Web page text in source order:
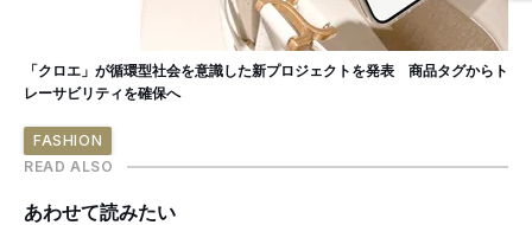
「クロエ」が循環型社会を意識した新プロジェクトを発表 商品タグからト
レーサビリティを確保へ
FASHION
READ ALSO
あわせて読みたい